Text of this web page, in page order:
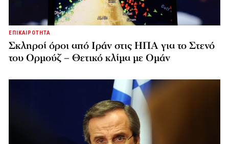
ΕΠΙΚΑΙΡΟΤΗΤΑ
Σκληροί όροι από Ιράν στις ΗΠΑ για το Στενό
του Ορμούζ – Θετικό κλίμα με Ομάν